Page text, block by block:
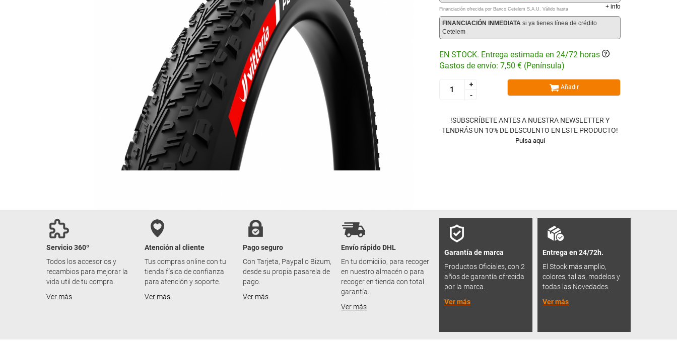
Financiación ofrecida por Banco Cetelem S.A.U. Válido hasta + info
FINANCIACIÓN INMEDIATA si ya tienes línea de crédito
Cetelem
EN STOCK. Entrega estimada en 24/72 horas
Gastos de envío: 7,50 € (Península)
+
-
+
-
Añadir
!SUBSCRÍBETE ANTES A NUESTRA NEWSLETTER Y
TENDRÁS UN 10% DE DESCUENTO EN ESTE PRODUCTO!
Pulsa aquí
Servicio 360º
Todos los accesorios y
recambios para mejorar la
vida util de tu compra.
Ver más
Atención al cliente
Tus compras online con tu
tienda física de confianza
para atención y soporte.
Ver más
Pago seguro
Con Tarjeta, Paypal o Bizum,
desde su propia pasarela de
pago.
Ver más
Envío rápido DHL
En tu domicilio, para recoger
en nuestro almacén o para
recoger en tienda con total
garantía.
Ver más
Garantía de marca
Productos Oficiales, con 2
años de garantía ofrecida
por la marca.
Ver más
Entrega en 24/72h.
El Stock más amplio,
colores, tallas, modelos y
todas las Novedades.
Ver más